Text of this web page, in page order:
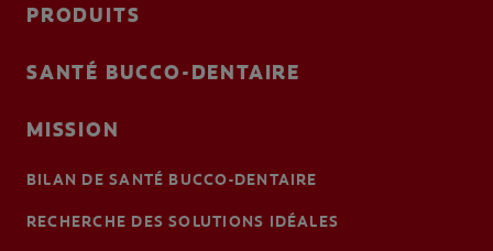
PRODUITS
SANTÉ BUCCO-DENTAIRE
MISSION
BILAN DE SANTÉ BUCCO-DENTAIRE
RECHERCHE DES SOLUTIONS IDÉALES